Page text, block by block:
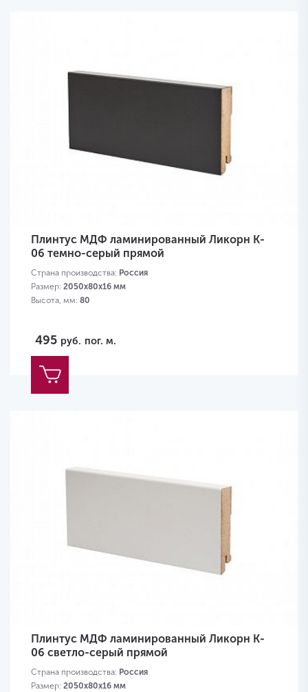
Плинтус МДФ ламинированный Ликорн K-
06 темно-серый прямой
Страна производства: Россия
Размер: 2050х80х16 мм
Высота, мм: 80
495 руб. пог. м.
Плинтус МДФ ламинированный Ликорн K-
06 светло-серый прямой
Страна производства: Россия
Размер: 2050х80х16 мм